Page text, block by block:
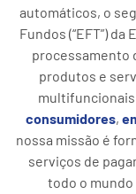
automáticos, o
Fundos (“EFT”)
processamento
produtos e
consumidores,
nossa missão é
serviços de
todo o mundo